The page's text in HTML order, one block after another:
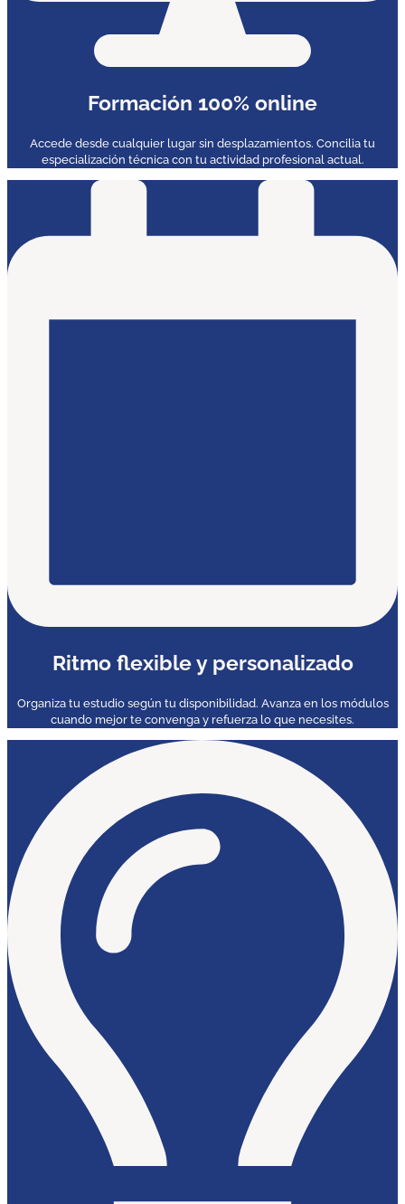
Formación 100% online
Accede desde cualquier lugar sin desplazamientos. Concilia tu
especialización técnica con tu actividad profesional actual.
Ritmo flexible y personalizado
Organiza tu estudio según tu disponibilidad. Avanza en los módulos
cuando mejor te convenga y refuerza lo que necesites.